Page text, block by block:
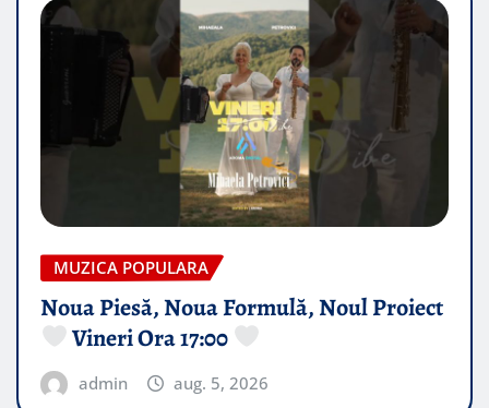
MUZICA POPULARA
Noua Piesă, Noua Formulă, Noul Proiect
Vineri Ora 17:00
admin aug. 5, 2026